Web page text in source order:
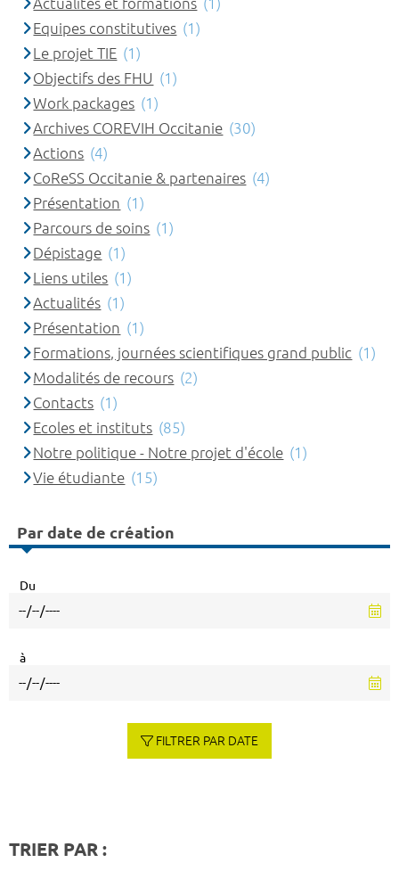
Equipes constitutives (1)
Le projet TIE (1)
Objectifs des FHU (1)
Work packages (1)
Archives COREVIH Occitanie (30)
Actions (4)
CoReSS Occitanie & partenaires (4)
Présentation (1)
Parcours de soins (1)
Dépistage (1)
Liens utiles (1)
Actualités (1)
Présentation (1)
Formations, journées scientifiques grand public (1)
Modalités de recours (2)
Contacts (1)
Ecoles et instituts (85)
Notre politique - Notre projet d'école (1)
Vie étudiante (15)
Par date de création
Du
à
FILTRER PAR DATE
TRIER PAR :